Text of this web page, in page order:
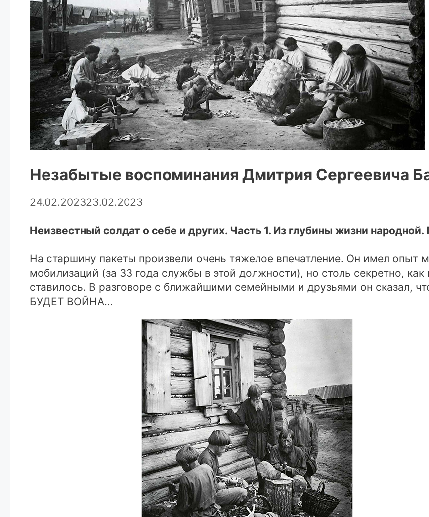
Незабытые воспоминания Дмитрия Сергеевича
24.02.202323.02.2023
Неизвестный солдат о себе и других. Часть 1. Из глубины жизни
На старшину пакеты произвели очень тяжелое впечатление. Он имел опыт
мобилизаций (за 33 года службы в этой должности), но столь секретно, как
ставилось. В разговоре с ближайшими семейными и друзьями он сказал,
БУДЕТ ВОЙНА…